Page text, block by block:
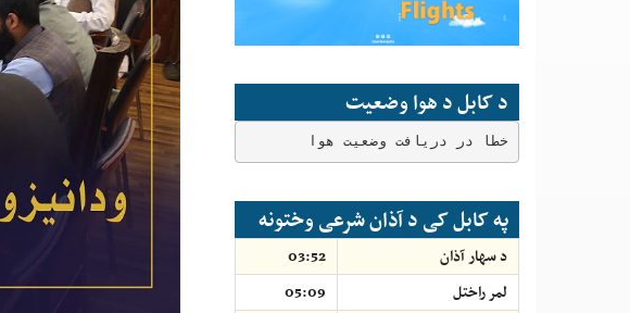
د کابل د هوا وضعیت
خطا در دریافت وضعیت هوا
په کابل کی د آذان شرعی وختونه
د سهار آذان
03:52
لمر راختل
05:09